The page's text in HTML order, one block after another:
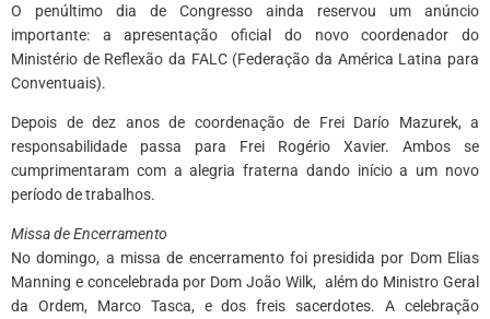
O penúltimo dia de Congresso ainda reservou um anúncio
importante: a apresentação oficial do novo coordenador do
Ministério de Reflexão da FALC (Federação da América Latina para
Conventuais).
Depois de dez anos de coordenação de Frei Darío Mazurek, a
responsabilidade passa para Frei Rogério Xavier. Ambos se
cumprimentaram com a alegria fraterna dando início a um novo
período de trabalhos.
Missa de Encerramento
No domingo, a missa de encerramento foi presidida por Dom Elias
Manning e concelebrada por Dom João Wilk, além do Ministro Geral
da Ordem, Marco Tasca, e dos freis sacerdotes. A celebração